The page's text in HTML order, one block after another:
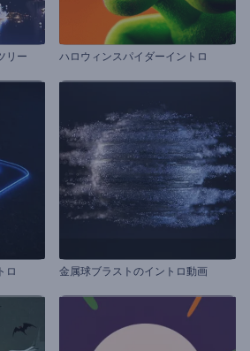
リー ハロウィンスパイダーイントロ
ロ 金属球ブラストのイントロ動画